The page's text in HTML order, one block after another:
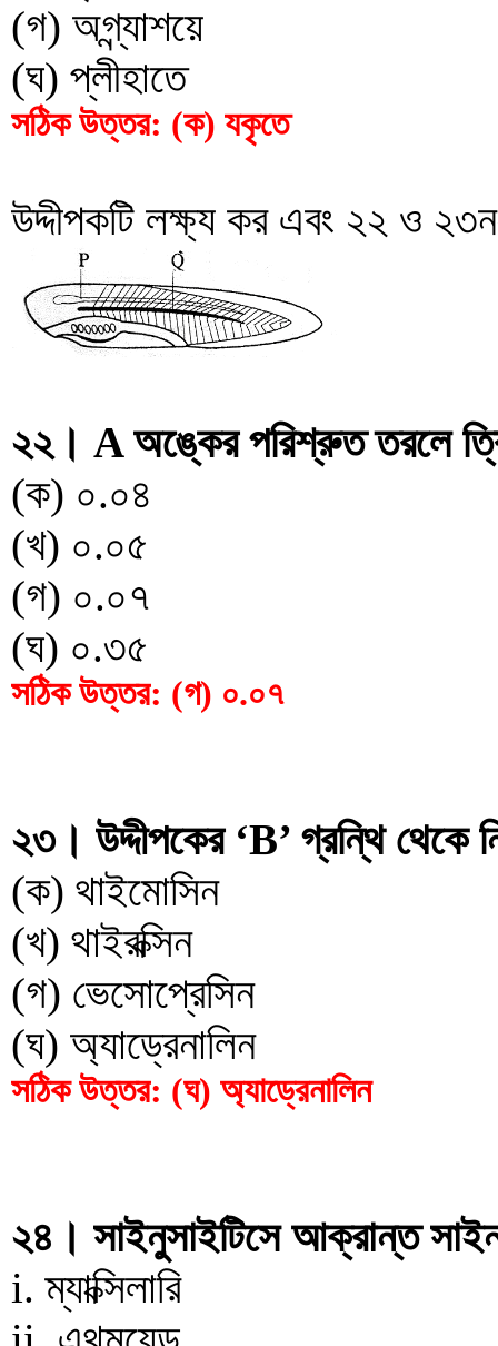
(গ) অগ্ন্যাশয়ে
(ঘ) প্লীহাতে
সঠিক উত্তর: (ক) যকৃতে
উদ্দীপকটি লক্ষ্য কর এবং ২২ ও
২২। A অঙ্কের পরিশ্রুত তরলে
(ক) ০.০৪
(খ) ০.০৫
(গ) ০.০৭
(ঘ) ০.৩৫
সঠিক উত্তর: (গ) ০.০৭
২৩। উদ্দীপকের ‘B’ গ্রন্থি থেকে
(ক) থাইমোসিন
(খ) থাইরক্সিন
(গ) ভেসোপ্রেসিন
(ঘ) অ্যাড্রেনালিন
সঠিক উত্তর: (ঘ) অ্যাড্রেনালিন
২৪। সাইনুসাইটিসে আক্রান্ত
i. ম্যাক্সিলারি